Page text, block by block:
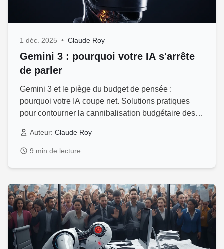
1 déc. 2025 • Claude Roy
Gemini 3 : pourquoi votre IA s'arrête
de parler
Gemini 3 et le piège du budget de pensée :
pourquoi votre IA coupe net. Solutions pratiques
pour contourner la cannibalisation budgétaire des
Auteur: Claude Roy
9 min de lecture